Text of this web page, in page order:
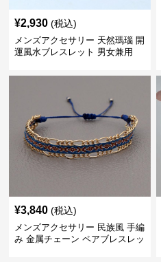
¥2,930 (税込)
メンズアクセサリー 天然瑪瑙 開
運風水ブレスレット 男女兼用
¥3,840 (税込)
メンズアクセサリー 民族風 手編
み 金属チェーン ペアブレスレッ